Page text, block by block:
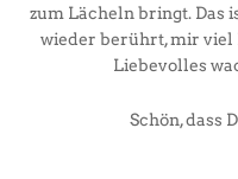
zum Lächeln bringt. Das
wieder berührt, mir viel
Liebevolles
Schön, dass